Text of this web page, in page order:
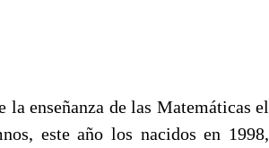
la enseñanza de las Matemáticas el
este año los nacidos en 1998,